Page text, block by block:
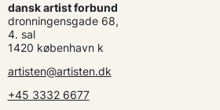
dansk artist forbund
dronningensgade 68,
4. sal
1420 københavn k
artisten@artisten.dk
+45 3332 6677